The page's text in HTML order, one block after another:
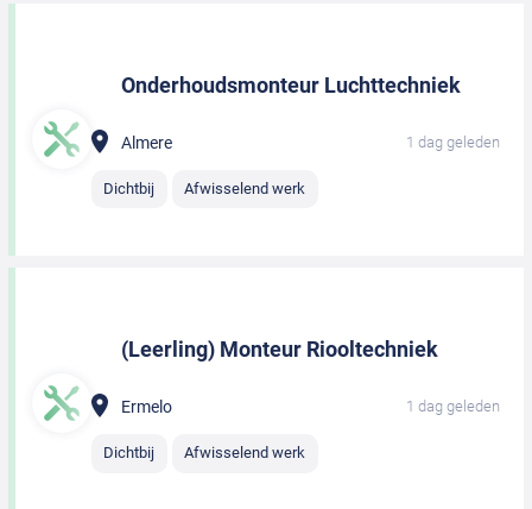
Onderhoudsmonteur Luchttechniek
Almere 1 dag geleden
Dichtbij Afwisselend werk
(Leerling) Monteur Riooltechniek
Ermelo 1 dag geleden
Dichtbij Afwisselend werk